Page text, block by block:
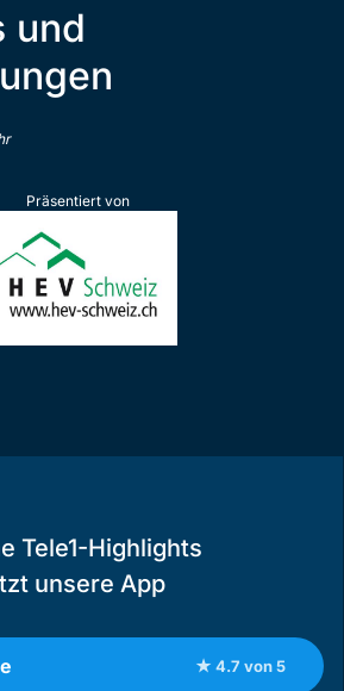
und
Präsentiert von
Tele1-Highlights
unsere App
★ 4.7 von 5